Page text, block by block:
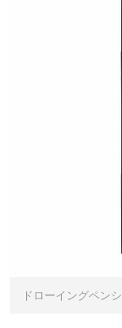
ドローイングペン